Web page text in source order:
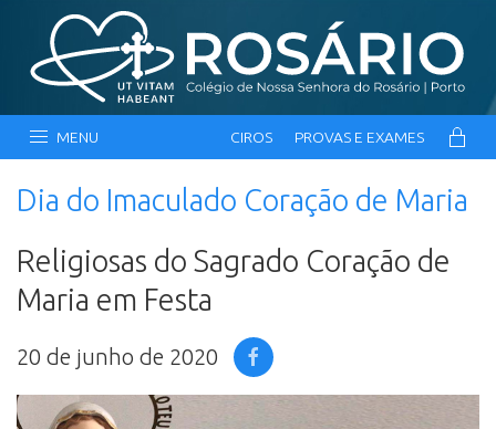
MENU CIROS PROVAS E EXAMES
Dia do Imaculado Coração de Maria
Religiosas do Sagrado Coração de
Maria em Festa
20 de junho de 2020